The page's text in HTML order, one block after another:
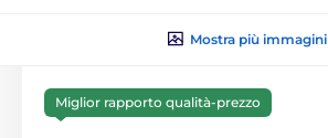
Mostra più immagini
Miglior rapporto qualità-prezzo